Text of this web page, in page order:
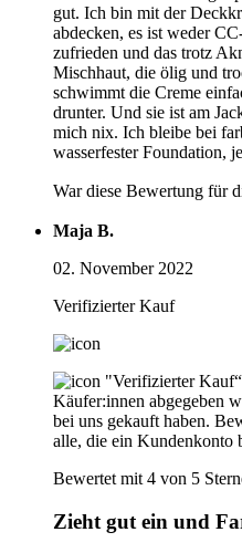
gut. Ich bin mit der
abdecken, es ist weder
zufrieden und das trotz
Mischhaut, die ölig und
schwimmt die Creme
drunter. Und sie ist am
mich nix. Ich bleibe bei
wasserfester Foundation,
War diese Bewertung für
Maja B.
02. November 2022
Verifizierter Kauf
"Verifizierter
Käufer:innen abgegeben
bei uns gekauft haben.
alle, die ein Kundenkonto
Bewertet mit 4 von 5
Zieht gut ein und